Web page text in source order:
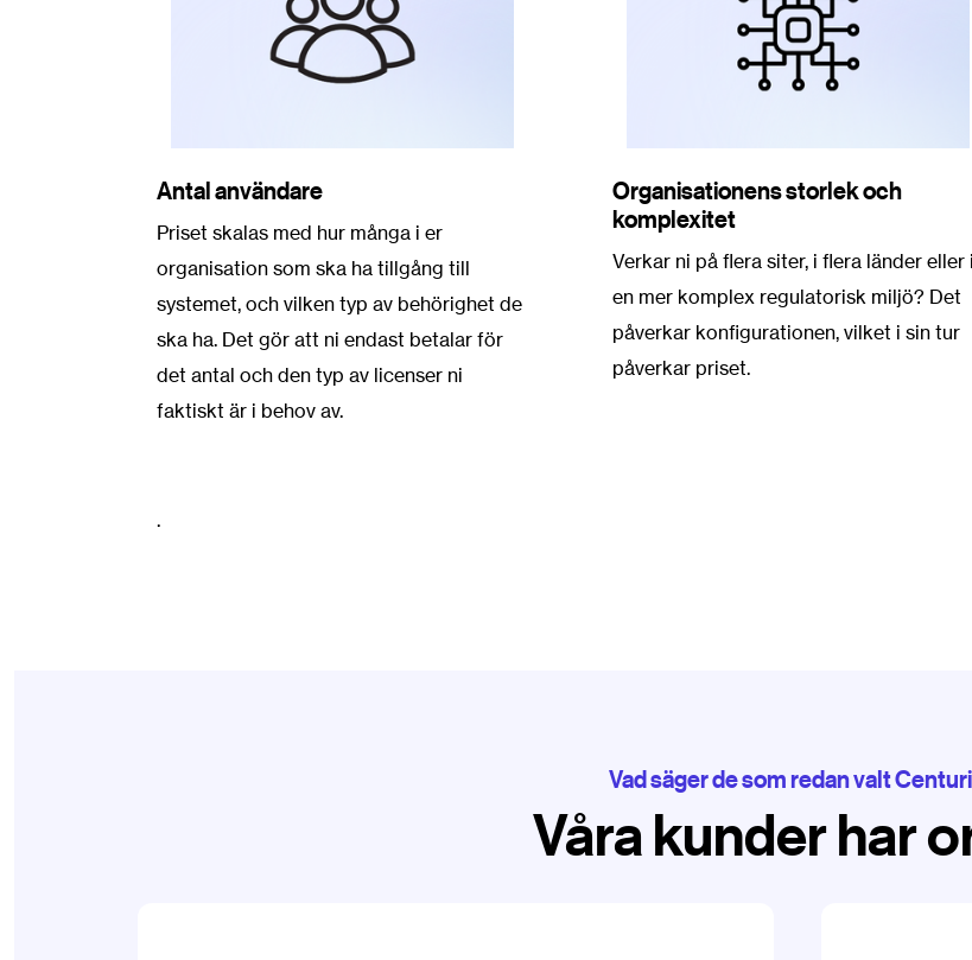
Antal användare
Priset skalas med hur många i er
organisation som ska ha tillgång till
systemet, och vilken typ av behörighet de
ska ha. Det gör att ni endast betalar för
det antal och den typ av licenser ni
faktiskt är i behov av.
.
Organisationens storlek och
komplexitet
Verkar ni på flera siter, i flera länder eller i
en mer komplex regulatorisk miljö? Det
påverkar konfigurationen, vilket i sin tur
påverkar priset.
Vad säger de som redan valt
Våra kunder har